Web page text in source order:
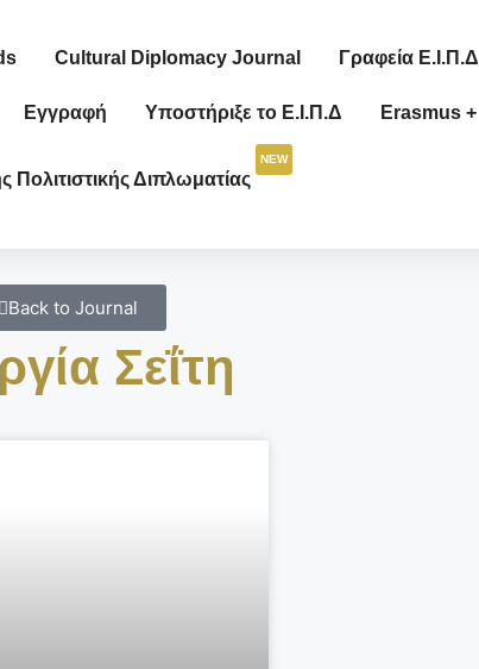
Cultural Diplomacy Journal Γραφεία Ε.Ι.Π.Δ
Εγγραφή Υποστήριξε το Ε.Ι.Π.Δ Erasmus +
Πολιτιστικής Διπλωματίας
NEW
Back to Journal
Σεΐτη